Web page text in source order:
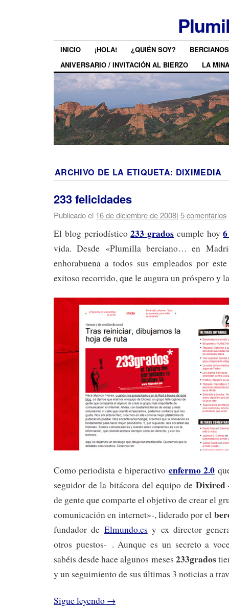
INICIO ¡HOLA! ¿QUIÉN SOY?
ANIVERSARIO / INVITACIÓN AL BIERZO
LA MINA
ARCHIVO DE LA ETIQUETA: DIXIMEDIA
233 felicidades
Publicado el 16 de diciembre de 2008| 5 comentarios
El blog periodístico233 grados cumple hoy
vida. Desde «Plumilla berciano… en
enhorabuena a todos sus empleados por
exitoso recorrido, que le augura un próspero y
Como periodista e hiperactivo enfermo 2.0
seguidor de la bitácora del equipo de Dixired
de gente que comparte el objetivo de crear el
comunicación en internet»-, liderado por el
fundador de Elmundo.es y ex director
otros puestos- . Aunque es un secreto a
sabéis desde hace algunos meses 233grados
y un seguimiento de sus últimas 3 noticias a
Sigue leyendo →